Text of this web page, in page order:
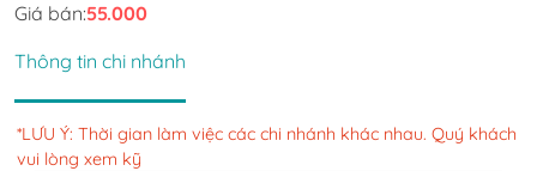
Giá bán:55.000
Thông tin chi nhánh
*LƯU Ý: Thời gian làm việc các chi nhánh khác nhau. Quý khách
vui lòng xem kỹ